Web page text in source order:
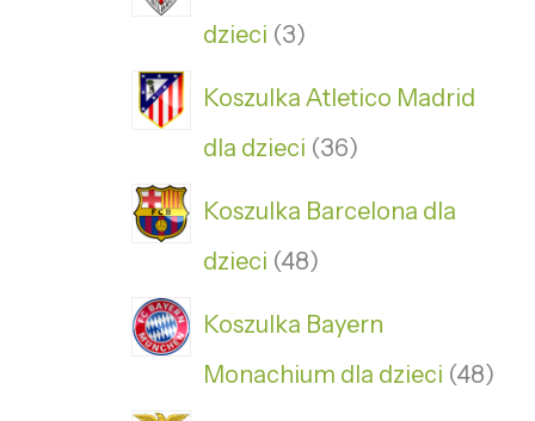
dzieci 3
Koszulka Atletico Madrid
dla dzieci 36
Koszulka Barcelona dla
dzieci 48
Koszulka Bayern
Monachium dla dzieci 48